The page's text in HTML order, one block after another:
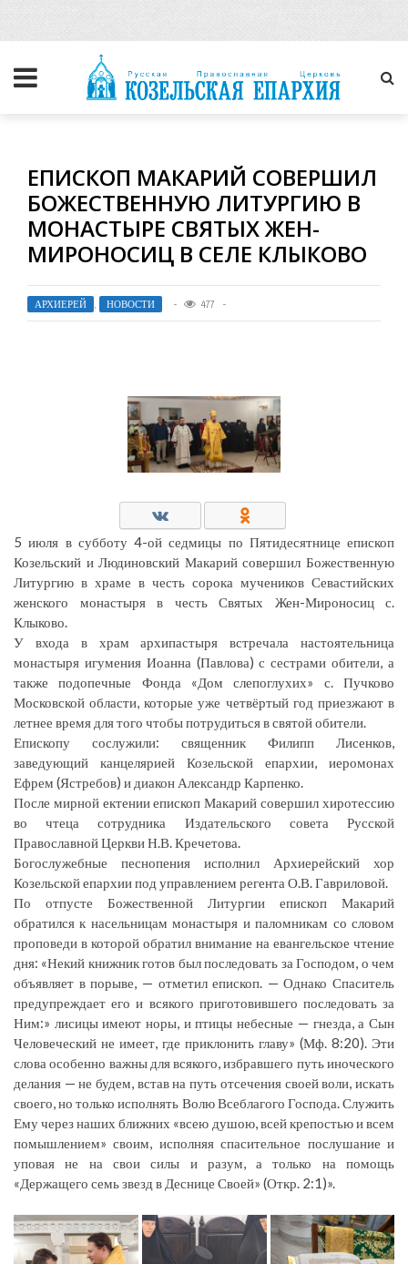
ЕПИСКОП МАКАРИЙ СОВЕРШИЛ
БОЖЕСТВЕННУЮ ЛИТУРГИЮ В
МОНАСТЫРЕ СВЯТЫХ ЖЕН-
МИРОНОСИЦ В СЕЛЕ КЛЫКОВО
АРХИЕРЕЙ , НОВОСТИ 477
5 июля в субботу 4-ой седмицы по Пятидесятнице епископ
Козельский и Людиновский Макарий совершил Божественную
Литургию в храме в честь сорока мучеников Севастийских
женского монастыря в честь Святых Жен-Мироносиц с.
Клыково.
У входа в храм архипастыря встречала настоятельница
монастыря игумения Иоанна (Павлова) с сестрами обители, а
также подопечные Фонда «Дом слепоглухих» с. Пучково
Московской области, которые уже четвёртый год приезжают в
летнее время для того чтобы потрудиться в святой обители.
Епископу сослужили: священник Филипп Лисенков,
заведующий канцелярией Козельской епархии, иеромонах
Ефрем (Ястребов) и диакон Александр Карпенко.
После мирной ектении епископ Макарий совершил хиротессию
во чтеца сотрудника Издательского совета Русской
Православной Церкви Н.В. Кречетова.
Богослужебные песнопения исполнил Архиерейский хор
Козельской епархии под управлением регента О.В. Гавриловой.
По отпусте Божественной Литургии епископ Макарий
обратился к насельницам монастыря и паломникам со словом
проповеди в которой обратил внимание на евангельское чтение
дня: «Некий книжник готов был последовать за Господом, о чем
объявляет в порыве, — отметил епископ. — Однако Спаситель
предупреждает его и всякого приготовившего последовать за
Ним:» лисицы имеют норы, и птицы небесные — гнезда, а Сын
Человеческий не имеет, где приклонить главу» (Мф. 8:20). Эти
слова особенно важны для всякого, избравшего путь иноческого
делания — не будем, встав на путь отсечения своей воли, искать
своего, но только исполнять Волю Всеблагого Господа. Служить
Ему через наших ближних «всею душою, всей крепостью и всем
помышлением» своим, исполняя спасительное послушание и
уповая не на свои силы и разум, а только на помощь
«Держащего семь звезд в Деснице Своей» (Откр. 2:1)».